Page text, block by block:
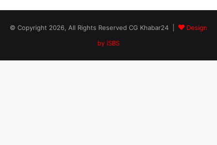
© Copyright 2026, All Rights Reserved CG Khabar24 |
Design
by iSBS